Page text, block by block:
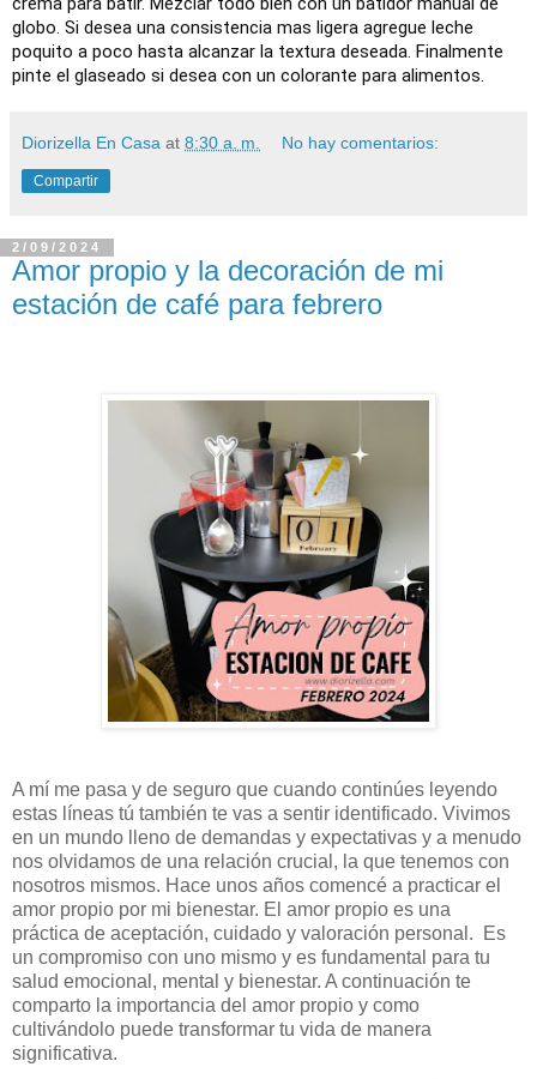
globo. Si desea una consistencia mas ligera agregue leche
poquito a poco hasta alcanzar la textura deseada. Finalmente
pinte el glaseado si desea con un colorante para alimentos.
Diorizella En Casa at 8:30 a. m. No hay comentarios:
Compartir
2/09/2024
Amor propio y la decoración de mi
estación de café para febrero
A mí me pasa y de seguro que cuando continúes leyendo
estas líneas tú también te vas a sentir identificado. Vivimos
en un mundo lleno de demandas y expectativas y a menudo
nos olvidamos de una relación crucial, la que tenemos con
nosotros mismos. Hace unos años comencé a practicar el
amor propio por mi bienestar. El amor propio es una
práctica de aceptación, cuidado y valoración personal. Es
un compromiso con uno mismo y es fundamental para tu
salud emocional, mental y bienestar. A continuación te
comparto la importancia del amor propio y como
cultivándolo puede transformar tu vida de manera
significativa.